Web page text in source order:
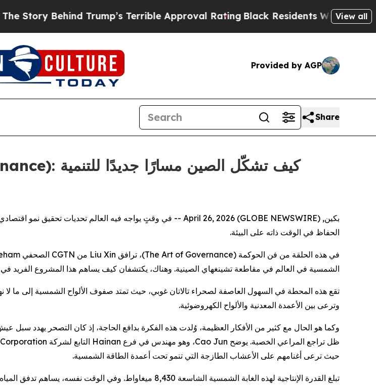
Behind Trump’s Terrible Approval Rating Black Residents Warned ofView all
Provided by AGP
Share
بكين, April 26, 2026 (GLOBE NEWSWIRE) --
في وقتٍ يواجه فيه العالم تحديات تحقيق نمو
الحفاظ في الوقت ذاته على البيئة.
الشمسية في العالم في مقاطعة تشينغهاي الصينية. وهناك، يكتشفان كيف يساهم هذا المشروع الفريد
تقع هذه المحطة في السهول العاصفة لصحراء تالاتان غوبي، حيث تمتد صفوف الألواح الشمسية إلى ما لا
وترعى بين الأعمدة المعدنية والألواح الكهروضوئية.
وكما هو الحال مع كثير من الأفكار العظيمة، وُلدت هذه الفكرة بدافع الحاجة، إذ كان التصحر يهدد
حيث ترعى أغنامهم على الأعشاب الطازجة التي تنمو تحت أعمدة الطاقة الشمسية.
تبلغ القدرة الإنتاجية لهذه الغابة الشمسية الشاسعة 8,430